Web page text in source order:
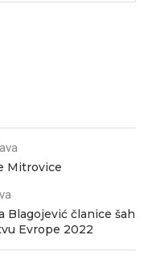
Mitrovice
Blagojević članice šah
Evrope 2022